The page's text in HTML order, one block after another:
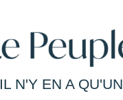
IL N'Y EN A QU'UN